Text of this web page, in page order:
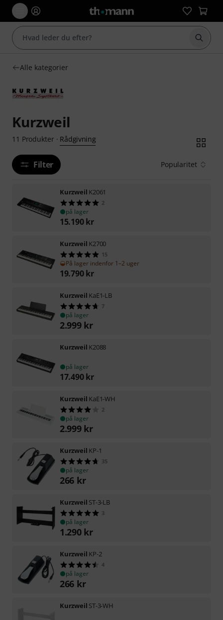
Start
Alle kategorier
Kurzweil
11 Produkter· Rådgivning
Filter Popularitet
Kurzweil K2061
2
på lager
15.190 kr
Kurzweil K2700
15
På lager indenfor 1–2 uger
19.790 kr
Kurzweil KaE1-LB
7
på lager
2.999 kr
Kurzweil K2088
på lager
17.490 kr
Kurzweil KaE1-WH
2
på lager
2.999 kr
Kurzweil KP-1
35
på lager
266 kr
Kurzweil ST-3-LB
3
på lager
1.290 kr
Kurzweil KP-2
4
på lager
266 kr
Kurzweil ST-3-WH